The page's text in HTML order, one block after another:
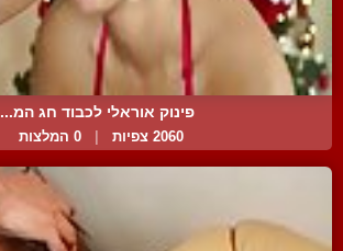
פינוק אוראלי לכבוד חג המ...
2060 צפיות 0 המלצות